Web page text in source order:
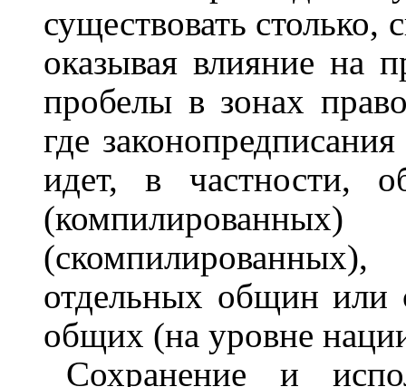
существовать столько,
оказывая влияние на
пробелы в зонах
где
идет, в частности,
отдельных общин или
общих (на уровне
Сохранение и